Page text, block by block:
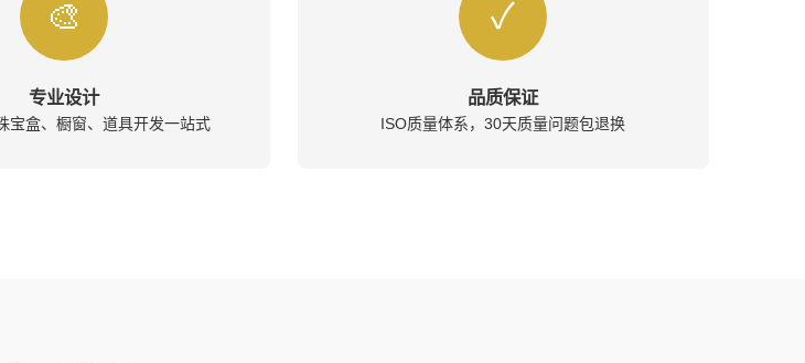
🎨
专业设计
宝盒、橱窗、道具开发一站式
✓
品质保证
ISO质量体系，30天质量问题包退换